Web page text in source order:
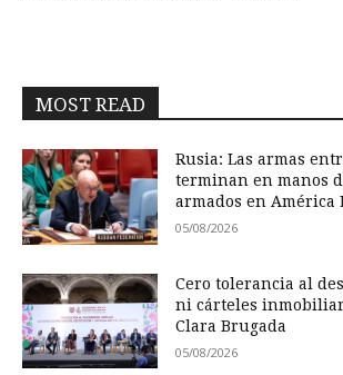
MOST READ
Rusia: Las armas
terminan en manos
armados en América
05/08/2026
Cero tolerancia al
ni cárteles
Clara Brugada
05/08/2026